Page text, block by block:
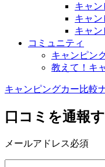
キャ
キャ
キャ
コミュニティ
キャンピン
教えて！キ
キャンピングカー比較
口コミを通報
メールアドレス必須